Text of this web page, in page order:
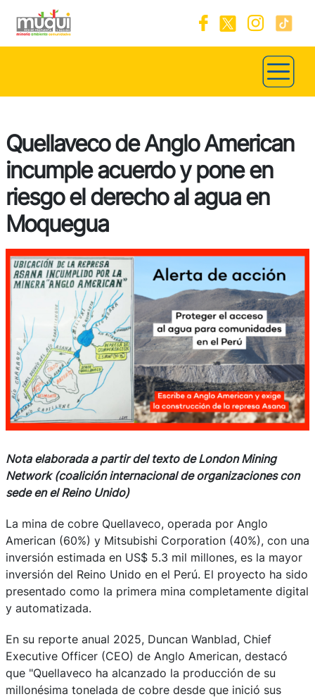
Quellaveco de Anglo American
incumple acuerdo y pone en
riesgo el derecho al agua en
Moquegua
Nota elaborada a partir del texto de London Mining
Network (coalición internacional de organizaciones con
sede en el Reino Unido)
La mina de cobre Quellaveco, operada por Anglo
American (60%) y Mitsubishi Corporation (40%), con una
inversión estimada en US$ 5.3 mil millones, es la mayor
inversión del Reino Unido en el Perú. El proyecto ha sido
presentado como la primera mina completamente digital
y automatizada.
En su reporte anual 2025, Duncan Wanblad, Chief
Executive Officer (CEO) de Anglo American, destacó
que "Quellaveco ha alcanzado la producción de su
millonésima tonelada de cobre desde que inició sus